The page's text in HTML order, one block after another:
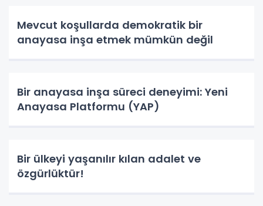
Mevcut koşullarda demokratik bir
anayasa inşa etmek mümkün değil
Bir anayasa inşa süreci deneyimi: Yeni
Anayasa Platformu (YAP)
Bir ülkeyi yaşanılır kılan adalet ve
özgürlüktür!